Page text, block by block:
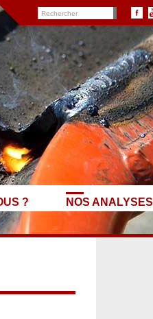
? NOS ANALYSES